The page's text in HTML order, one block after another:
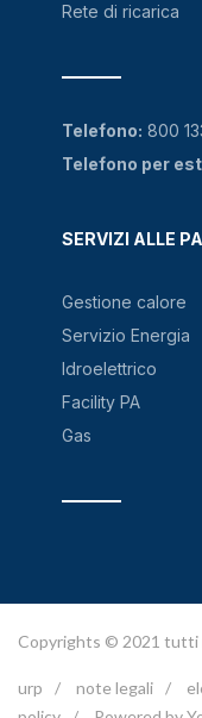
Rete di ricarica
SERVIZI ALLE PA
Gestione calore
Servizio Energia
Idroelettrico
Facility PA
Gas
Telefono: 800
Telefono per
Copyrights © 2021 tutti
urp / note legali /